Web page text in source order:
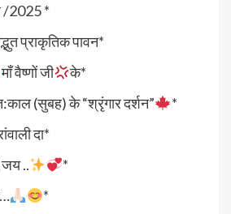
2025 *
प्राकृतिक पावन*
माँ वैष्णों जी
के*
(सुबह) के “श्रृंगार दर्शन”
*
दा*
जय ..
*
*